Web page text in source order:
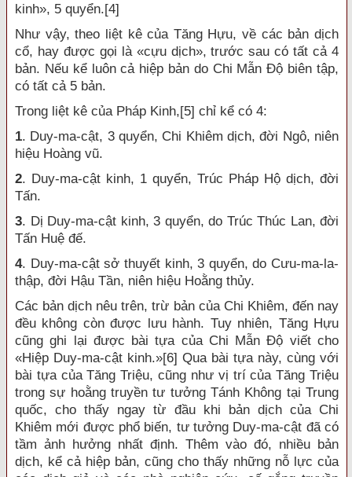
kinh», 5 quyển.[4]
Như vậy, theo liệt kê của Tăng Hựu, về các bản dịch
cổ, hay được gọi là «cựu dịch», trước sau có tất cả 4
bản. Nếu kể luôn cả hiệp bản do Chi Mẫn Độ biên tập,
có tất cả 5 bản.
Trong liệt kê của Pháp Kinh,[5] chỉ kể có 4:
1. Duy-ma-cật, 3 quyển, Chi Khiêm dịch, đời Ngô, niên
hiệu Hoàng vũ.
2. Duy-ma-cật kinh, 1 quyển, Trúc Pháp Hộ dịch, đời
Tấn.
3. Dị Duy-ma-cật kinh, 3 quyển, do Trúc Thúc Lan, đời
Tấn Huệ đế.
4. Duy-ma-cật sở thuyết kinh, 3 quyển, do Cưu-ma-la-
thập, đời Hậu Tần, niên hiệu Hoằng thủy.
Các bản dịch nêu trên, trừ bản của Chi Khiêm, đến nay
đều không còn được lưu hành. Tuy nhiên, Tăng Hựu
cũng ghi lại được bài tựa của Chi Mẫn Độ viết cho
«Hiệp Duy-ma-cật kinh.»[6] Qua bài tựa này, cùng với
bài tựa của Tăng Triệu, cũng như vị trí của Tăng Triệu
trong sự hoằng truyền tư tưởng Tánh Không tại Trung
quốc, cho thấy ngay từ đầu khi bản dịch của Chi
Khiêm mới được phổ biến, tư tưởng Duy-ma-cật đã có
tầm ảnh hưởng nhất định. Thêm vào đó, nhiều bản
dịch, kể cả hiệp bản, cũng cho thấy những nỗ lực của